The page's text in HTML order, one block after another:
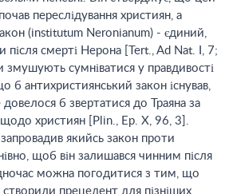
переслідування християн, а
(institutum Neronianum) - єдиний,
після смерті Нерона [Tert., Ad Nat. I, 7;
сумніватися у правдивості
б антихристиянський закон існував,
б звертатися до Траяна за
щодо християн [Plin., Ep. X, 96, 3].
якийсь закон проти
щоб він залишався чинним після
можна погодитися з тим, що
створили прецедент для пізніших